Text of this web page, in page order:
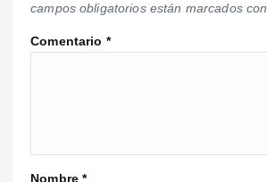
campos obligatorios están marcados con
Comentario *
Nombre*